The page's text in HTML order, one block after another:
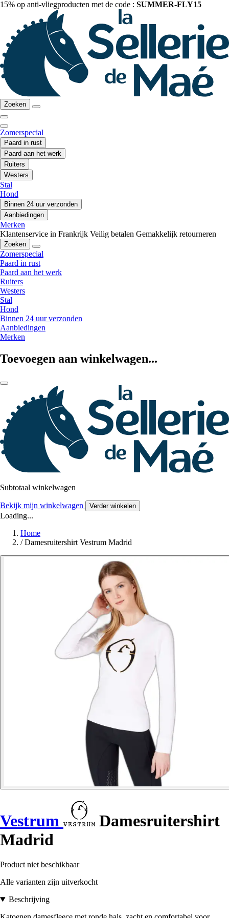
15% op anti-vliegproducten met de code : SUMMER-FLY15
Zoeken
Zomerspecial
Paard in rust
Paard aan het werk
Ruiters
Westers
Stal
Hond
Binnen 24 uur verzonden
Aanbiedingen
Merken
Klantenservice in Frankrijk Veilig betalen Gemakkelijk retourneren
Zoeken
Zomerspecial
Paard in rust
Paard aan het werk
Ruiters
Westers
Stal
Hond
Binnen 24 uur verzonden
Aanbiedingen
Merken
Toevoegen aan winkelwagen...
Subtotaal winkelwagen
Bekijk mijn winkelwagen Verder winkelen
Loading...
Home
/ Damesruitershirt Vestrum Madrid
Vestrum
Damesruitershirt
Madrid
Product niet beschikbaar
Alle varianten zijn uitverkocht
Beschrijving